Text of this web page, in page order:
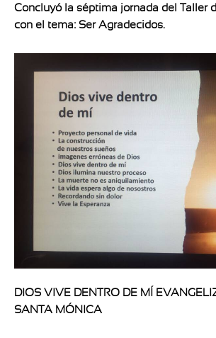
Concluyó la séptima jornada del Taller
con el tema: Ser Agradecidos.
DIOS VIVE DENTRO DE MÍ
SANTA MÓNICA